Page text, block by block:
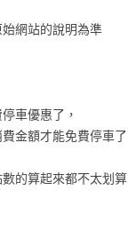
網站的說明為準
車優惠了，
金額才能免費停車了
的算起來都不太划算